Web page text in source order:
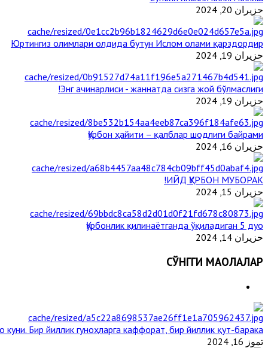
حزيران 20, 2024
Юртингиз олимлари олдида бутун Ислом олами қарздордир
حزيران 19, 2024
Энг ачинарлиси - жаннатда сизга жой бўлмаслиги!
حزيران 19, 2024
Қурбон ҳайити – қалблар шодлиги байрами
حزيران 16, 2024
ИЙД ҚУРБОН МУБОРАК!
حزيران 15, 2024
Қурбонлик қилинаётганда ўқиладиган 5 дуо
حزيران 14, 2024
СЎНГГИ МАҚОЛАЛАР
Бир йиллик гуноҳларга каффорат, бир йиллик қут-барака
تموز 16, 2024